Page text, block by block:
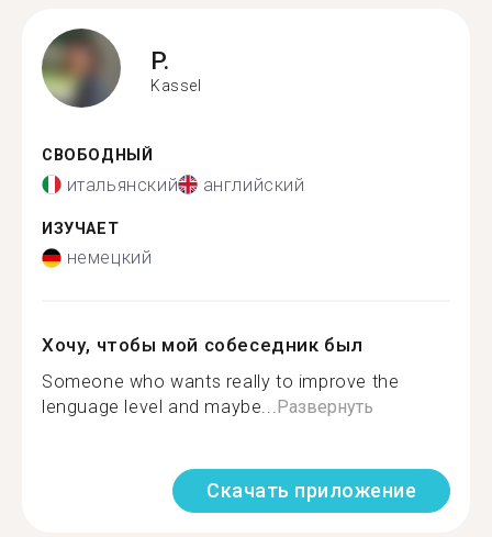
P.
Kassel
СВОБОДНЫЙ
итальянский английский
ИЗУЧАЕТ
немецкий
Хочу, чтобы мой собеседник был
Someone who wants really to improve the
lenguage level and maybe...Развернуть
Скачать приложение